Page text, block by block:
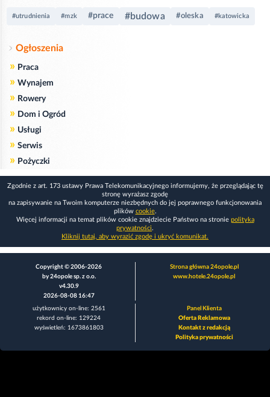
#utrudnienia #mzk #prace #budowa #oleska #katowicka
Ogłoszenia
» Praca
» Wynajem
» Rowery
» Dom i Ogród
» Usługi
» Serwis
» Pożyczki
Zgodnie z art. 173 ustawy Prawa Telekomunikacyjnego informujemy, że przeglądając tę
stronę wyrażasz zgodę
na zapisywanie na Twoim komputerze niezbędnych do jej poprawnego funkcjonowania
plików cookie.
Więcej informacji na temat plików cookie znajdziecie Państwo na stronie polityka
prywatności.
Kliknij tutaj, aby wyrazić zgodę i ukryć komunikat.
Copyright © 2006-2026
by 24opole sp. z o.o.
v4.30.9
2026-08-08 16:47
Strona główna 24opole.pl
www.hotele.24opole.pl
użytkownicy on-line: 2561
rekord on-line: 129224
wyświetleń: 1673861803
Panel Klienta
Oferta Reklamowa
Kontakt z redakcją
Polityka prywatności